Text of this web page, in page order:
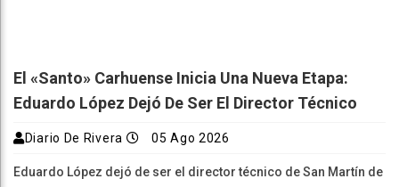
El «Santo» Carhuense Inicia Una Nueva Etapa:
Eduardo López Dejó De Ser El Director Técnico
Diario De Rivera 05 Ago 2026
Eduardo López dejó de ser el director técnico de San Martín de